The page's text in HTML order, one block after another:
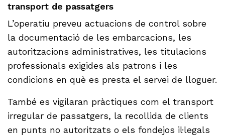
transport de passatgers
L’operatiu preveu actuacions de control sobre
la documentació de les embarcacions, les
autoritzacions administratives, les titulacions
professionals exigides als patrons i les
condicions en què es presta el servei de lloguer.
També es vigilaran pràctiques com el transport
irregular de passatgers, la recollida de clients
en punts no autoritzats o els fondejos il·legals